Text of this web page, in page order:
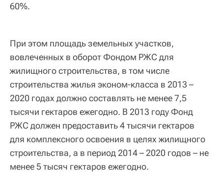
60%.
При этом площадь земельных участков,
вовлеченных в оборот Фондом РЖС для
жилищного строительства, в том числе
строительства жилья эконом-класса в 2013 –
2020 годах должно составлять не менее 7,5
тысячи гектаров ежегодно. В 2013 году Фонд
РЖС должен предоставить 4 тысячи гектаров
для комплексного освоения в целях жилищного
строительства, а в период 2014 – 2020 годов – не
менее 5 тысяч гектаров ежегодно.